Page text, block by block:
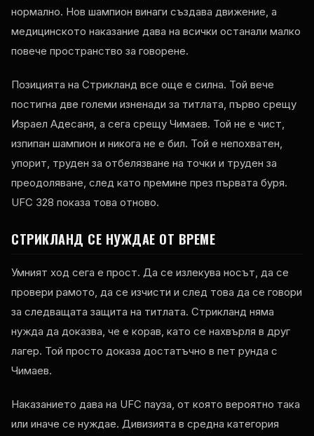
нормално. Нов шампион винаги създава движение, а
медицинското наказание дава на всички останали малко
повече пространство за говорене.
Позицията на Стрикланд все още е силна. Той вече
постигна две големи изненади за титлата, първо срещу
Израел Адесаня, а сега срещу Чимаев. Той не е чист,
изпипан шампион и никога не е бил. Той е непохватен,
упорит, труден за отбелязване на точки и труден за
преодоляване, след като премине през първата буря.
UFC 328 показа това отново.
СТРИКЛАНД СЕ НУЖДАЕ ОТ ВРЕМЕ
Умният ход сега е прост. Да се ​​излекува носът, да се
провери рамото, да се изчисти и след това да се говори
за следващата защита на титлата. Стрикланд няма
нужда да доказва, че е корав, като се нахвърля в друг
лагер. Той просто доказа достатъчно в пет рунда с
Чимаев.
Наказанието дава на UFC пауза, от която вероятно така
или иначе се нуждае. Дивизията в средна категория